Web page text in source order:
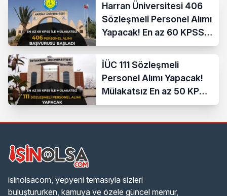
Harran Üniversitesi 406
Sözleşmeli Personel Alımı
Yapacak! En az 60 KPSS
ve Lise
İÜC 111 Sözleşmeli
Personel Alımı Yapacak!
Mülakatsız En az 50 KPSS
ve Lise Mezunu
isinolsacom, yepyeni temasıyla sizleri
buluştururken, kamuya ve özele güncel memur,